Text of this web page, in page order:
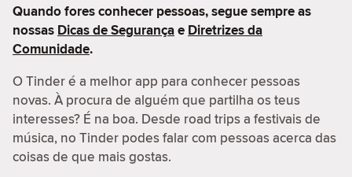
Quando fores conhecer pessoas, segue sempre as
nossas Dicas de Segurançae Diretrizes da
Comunidade.
O Tinder é a melhor app para conhecer pessoas
novas. À procura de alguém que partilha os teus
interesses? É na boa. Desde road trips a festivais de
música, no Tinder podes falar com pessoas acerca das
coisas de que mais gostas.